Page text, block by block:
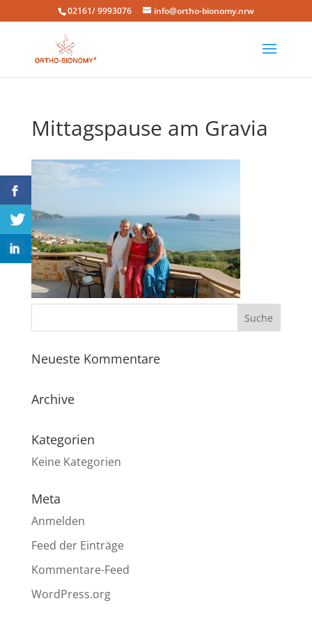
02161/ 9993076 info@ortho-bionomy.nrw
Mittagspause am Gravia
Neueste Kommentare
Archive
Kategorien
Keine Kategorien
Meta
Anmelden
Feed der Einträge
Kommentare-Feed
WordPress.org